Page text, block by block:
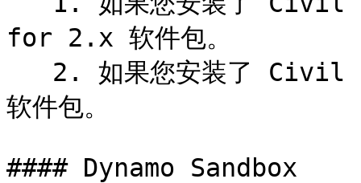
for 2.x 软件包。
软件包。
#### Dynamo Sandbox